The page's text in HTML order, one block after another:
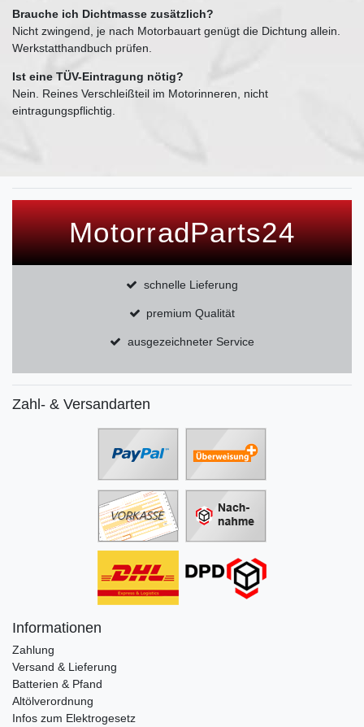
Brauche ich Dichtmasse zusätzlich?
Nicht zwingend, je nach Motorbauart genügt die Dichtung allein.
Werkstatthandbuch prüfen.
Ist eine TÜV-Eintragung nötig?
Nein. Reines Verschleißteil im Motorinneren, nicht
eintragungspflichtig.
MotorradParts24
schnelle Lieferung
premium Qualität
ausgezeichneter Service
Zahl- & Versandarten
Informationen
Zahlung
Versand & Lieferung
Batterien & Pfand
Altölverordnung
Infos zum Elektrogesetz